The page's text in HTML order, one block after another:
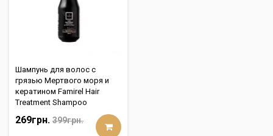
Шампунь для волос с
грязью Мертвого моря и
кератином Famirel Hair
Treatment Shampoo
269грн. 399грн.